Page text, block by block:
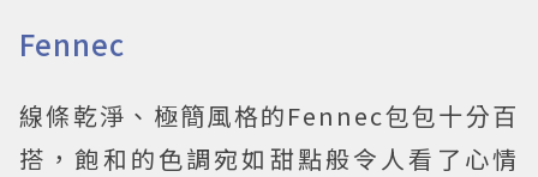
Fennec
線條乾淨、極簡風格的Fennec包包十分百
搭，飽和的色調宛如甜點般令人看了心情